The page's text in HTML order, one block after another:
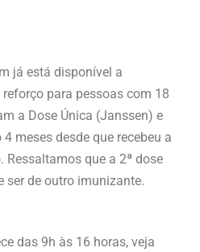
já está disponível a
para pessoas com 18
a Dose Única (Janssen) e
meses desde que recebeu a
Ressaltamos que a 2ª dose
ser de outro imunizante.
das 9h às 16 horas, veja